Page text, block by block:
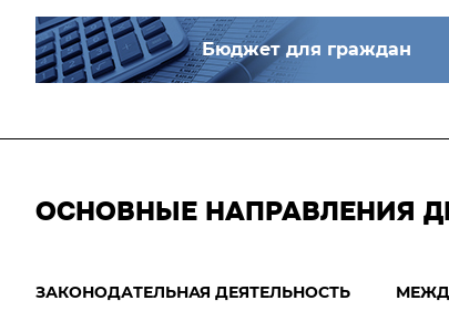
Бюджет для граждан
ОСНОВНЫЕ НАПРАВЛЕНИЯ
ЗАКОНОДАТЕЛЬНАЯ ДЕЯТЕЛЬНОСТЬ